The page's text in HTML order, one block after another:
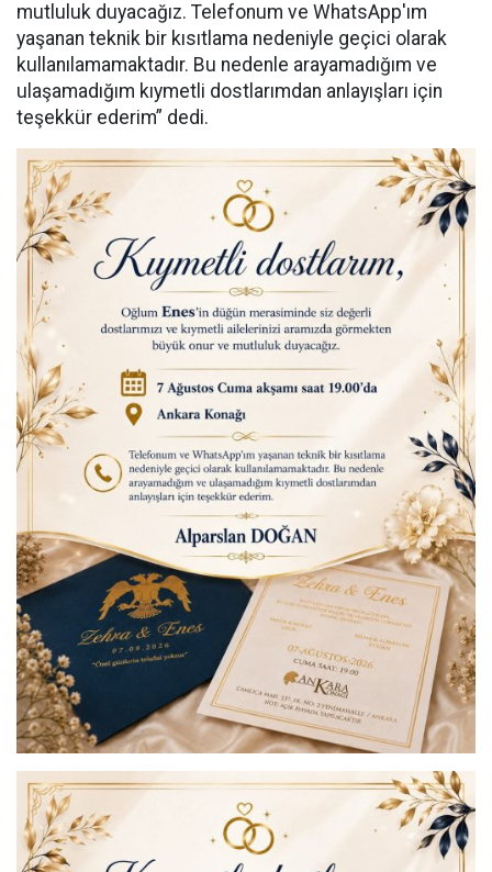
mutluluk duyacağız. Telefonum ve WhatsApp'ım
yaşanan teknik bir kısıtlama nedeniyle geçici olarak
kullanılamamaktadır. Bu nedenle arayamadığım ve
ulaşamadığım kıymetli dostlarımdan anlayışları için
teşekkür ederim” dedi.